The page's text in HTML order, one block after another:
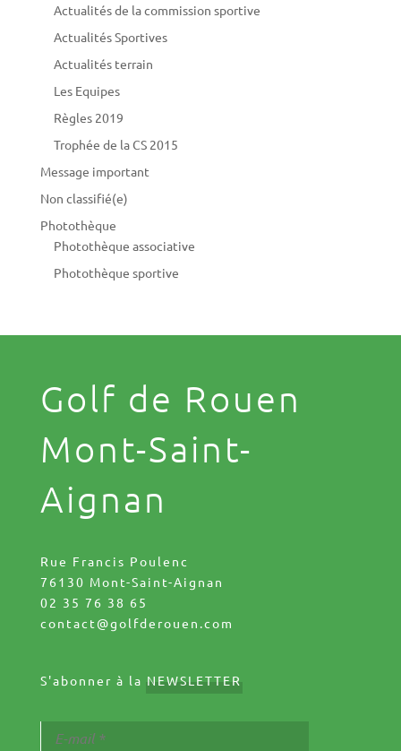
Actualités de la commission sportive
Actualités Sportives
Actualités terrain
Les Equipes
Règles 2019
Trophée de la CS 2015
Message important
Non classifié(e)
Photothèque
Photothèque associative
Photothèque sportive
Golf de Rouen
Mont-Saint-
Aignan
Rue Francis Poulenc
76130 Mont-Saint-Aignan
02 35 76 38 65
contact@golfderouen.com
S'abonner à la NEWSLETTER